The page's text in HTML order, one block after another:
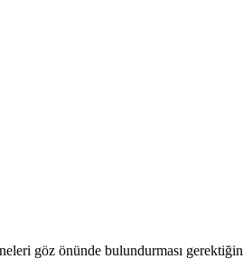
göz önünde bulundurması